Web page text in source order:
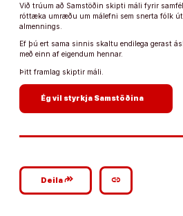
Við trúum að Samstöðin skipti máli fyrir
róttæka umræðu um málefni sem snerta fólk
almennings.
Ef þú ert sama sinnis skaltu endilega gerast
með einn af eigendum hennar.
Þitt framlag skiptir máli.
Ég vil styrkja Samstöðina
Deilagoogle_plus_reshare link